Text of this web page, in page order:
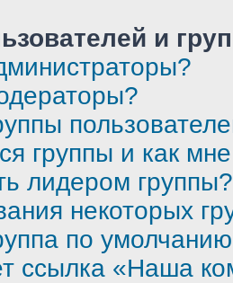
и
группы и как
лидером группы?
некоторых
по
ссылка «Наша